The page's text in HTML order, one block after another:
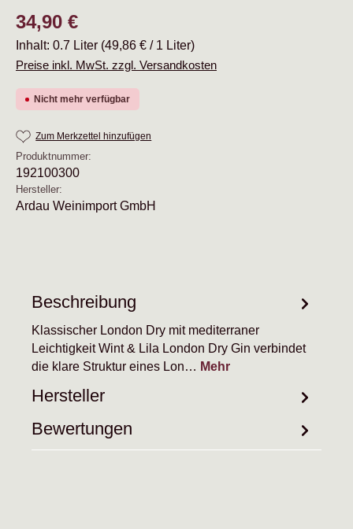
Regulärer Preis:
34,90 €
Inhalt: 0.7 Liter (49,86 € / 1 Liter)
Preise inkl. MwSt. zzgl. Versandkosten
Nicht mehr verfügbar
Zum Merkzettel hinzufügen
Produktnummer:
192100300
Hersteller:
Ardau Weinimport GmbH
Beschreibung
Klassischer London Dry mit mediterraner
Leichtigkeit Wint & Lila London Dry Gin verbindet
die klare Struktur eines Lon… Mehr
Hersteller
Bewertungen